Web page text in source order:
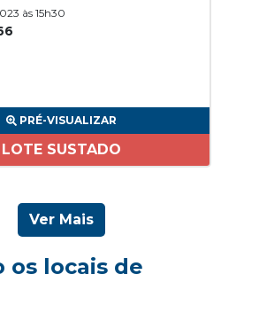
às 15h30
PRÉ-VISUALIZAR
LOTE SUSTADO
Ver Mais
os locais de